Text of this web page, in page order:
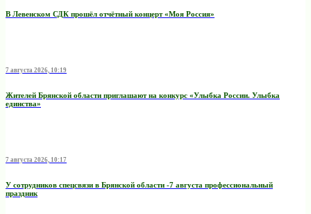
В Левенском СДК прошёл отчётный концерт «Моя Россия»
7 августа 2026, 10:19
Жителей Брянской области приглашают на конкурс «Улыбка России. Улыбка
единства»
7 августа 2026, 10:17
У сотрудников спецсвязи в Брянской области -7 августа профессиональный
праздник